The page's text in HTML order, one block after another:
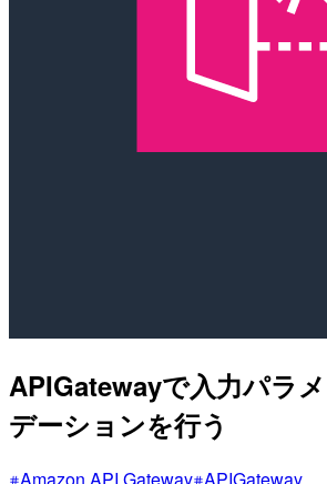
APIGatewayで入力パラ
デーションを行う
Amazon API Gateway APIGateway